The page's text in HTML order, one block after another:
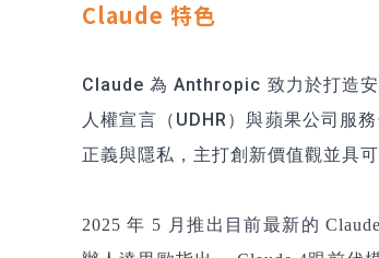
Claude 特色
Claude 為 Anthropic 致力於打造
人權宣言（UDHR）與蘋果公司服
正義與隱私，主打創新價值觀並具
2025 年 5 月推出目前最新的